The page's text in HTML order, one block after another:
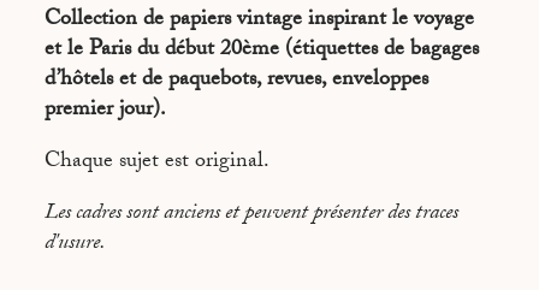
SOUVENIRS - STOCKHOM
SOUVENIRS - AMSTERDAM
SOUVENIRS - TOKYO
SOUVENIRS - KYOTO
SOUVENIRS - BUFFALO
Collection de papiers vintage inspirant le voyage
et le Paris du début 20ème (étiquettes de bagages
d’hôtels et de paquebots, revues, enveloppes
premier jour).
Chaque sujet est original.
Les cadres sont anciens et peuvent présenter des traces
d'usure.